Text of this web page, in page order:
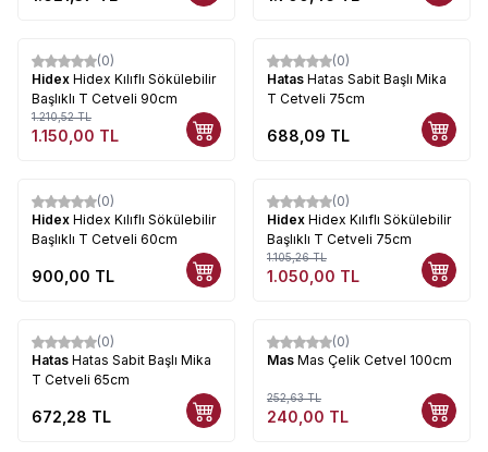
%5
(0)
Hidex Hidex Kılıflı Sökülebilir
Başlıklı T Cetveli 90cm
1.210,52TL
1.150,00 TL
(0)
Hatas Hatas Sabit Başlı Mika
T Cetveli 75cm
688,09 TL
(0)
Hidex Hidex Kılıflı Sökülebilir
Başlıklı T Cetveli 60cm
900,00 TL
%5
(0)
Hidex Hidex Kılıflı Sökülebilir
Başlıklı T Cetveli 75cm
1.105,26TL
1.050,00 TL
(0)
Hatas Hatas Sabit Başlı Mika
T Cetveli 65cm
672,28 TL
%5
(0)
Mas Mas Çelik Cetvel 100cm
252,63TL
240,00 TL